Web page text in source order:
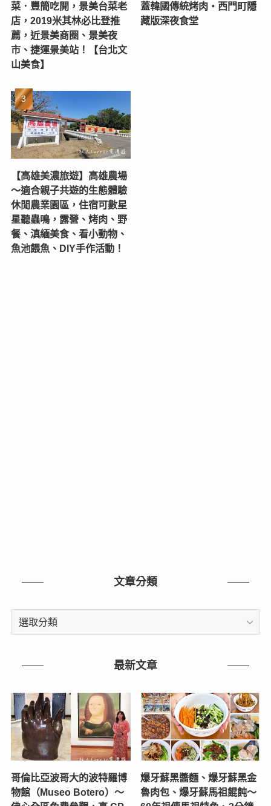
菜．豐簡吃開，景美台菜老
店，2019米其林必比登推
薦，近景美商圈、景美夜
市、捷運景美站！【台北文
山美食】
蓋韓國傳統烤肉‧西門町隱
藏版深夜食堂
【高雄美濃旅遊】高雄農場
〜適合親子共遊的生態體驗
休閒農業園區，住宿可數星
星聽蟲鳴，露營、烤肉、野
餐、滇緬美食、看小動物、
魚池餵魚、DIY手作活動！
文章分類
文
最新文章
哥倫比亞波哥大的波特羅博
物館（Museo Botero）～
爆牙蘇黑醬麵、爆牙蘇黑金
魯肉包、爆牙蘇馬祖餛飩～